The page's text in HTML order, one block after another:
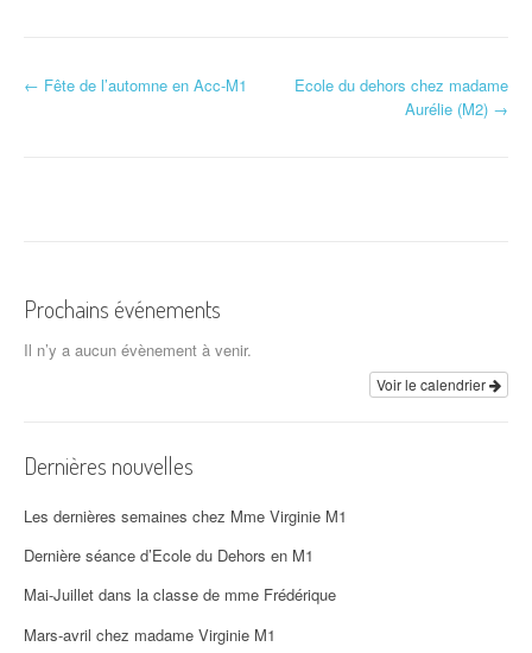
N
a
t
n
d
'
a
← Fête de l’automne en Acc-M1
Ecole du dehors chez madame
Aurélie (M2) →
Prochains événements
Il n’y a aucun évènement à venir.
Voir le calendrier
Dernières nouvelles
Les dernières semaines chez Mme Virginie M1
Dernière séance d’Ecole du Dehors en M1
Mai-Juillet dans la classe de mme Frédérique
Mars-avril chez madame Virginie M1